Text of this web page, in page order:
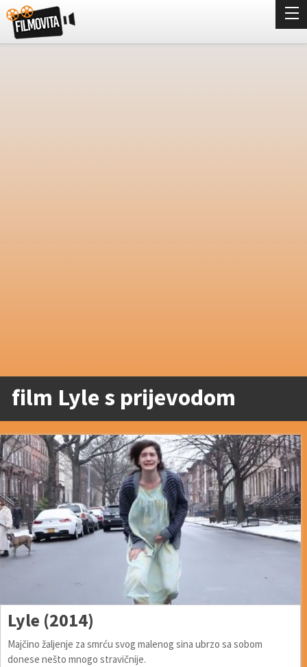
film Lyle s prijevodom
Lyle (2014)
Majčino žaljenje za smrću svog malenog sina ubrzo sa sobom
donese nešto mnogo stravičnije.